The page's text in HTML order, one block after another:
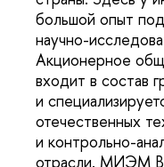
большой опыт
научно-
Акционерное
входит в состав
и
отечественных
и контрольно-
отрасли. МИЭМ